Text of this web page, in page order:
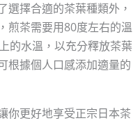
選擇合適的茶葉種類外，
煎茶需要用80度左右的溫
的水溫，以充分釋放茶葉
根據個人口感添加適量的
你更好地享受正宗日本茶